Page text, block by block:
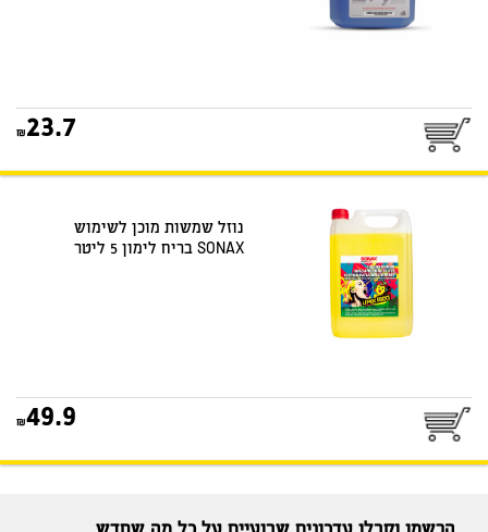
23.7
נוזל שמשות מוכן לשימוש
SONAX בריח לימון 5 ליטר
49.9